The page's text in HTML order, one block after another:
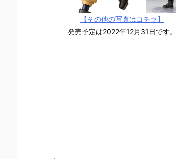
【その他の写真はコチラ】
発売予定は2022年12月31日です。